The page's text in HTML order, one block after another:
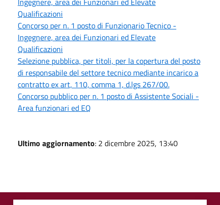
Qualificazioni
Concorso per n. 1 posto di Funzionario Tecnico -
Ingegnere, area dei Funzionari ed Elevate
Qualificazioni
Selezione pubblica, per titoli, per la copertura del posto
di responsabile del settore tecnico mediante incarico a
contratto ex art, 110, comma 1, d.lgs 267/00.
Concorso pubblico per n. 1 posto di Assistente Sociali -
Area funzionari ed EQ
Ultimo aggiornamento: 2 dicembre 2025, 13:40